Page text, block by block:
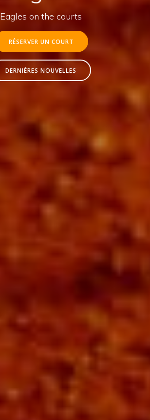
Eagles on the courts
RÉSERVER UN COURT
DERNIÈRES NOUVELLES